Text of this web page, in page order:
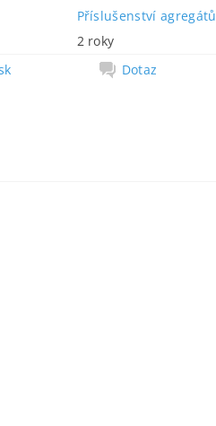
Příslušenství agregátů
2 roky
Dotaz